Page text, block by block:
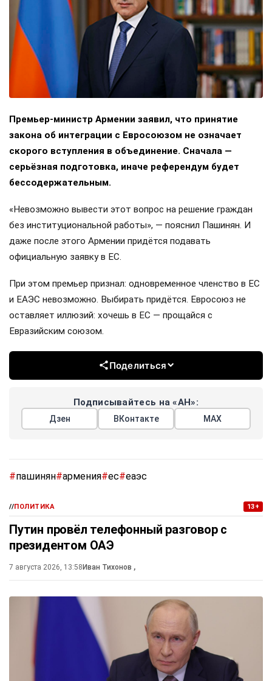
Премьер-министр Армении заявил, что принятие
закона об интеграции с Евросоюзом не означает
скорого вступления в объединение. Сначала —
серьёзная подготовка, иначе референдум будет
бессодержательным.
«Невозможно вывести этот вопрос на решение граждан
без институциональной работы», — пояснил Пашинян. И
даже после этого Армении придётся подавать
официальную заявку в ЕС.
При этом премьер признал: одновременное членство в ЕС
и ЕАЭС невозможно. Выбирать придётся. Евросоюз не
оставляет иллюзий: хочешь в ЕС — прощайся с
Евразийским союзом.
Поделиться
Подписывайтесь на «АН»:
Дзен ВКонтакте МАХ
#пашинян#армения#ес#еаэс
//ПОЛИТИКА 13+
Путин провёл телефонный разговор с
президентом ОАЭ
7 августа 2026, 13:58 Иван Тихонов ,